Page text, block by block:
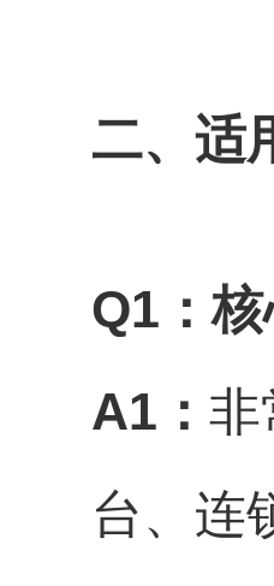
二、 适
Q1 ：
A1 ： 非
台、连